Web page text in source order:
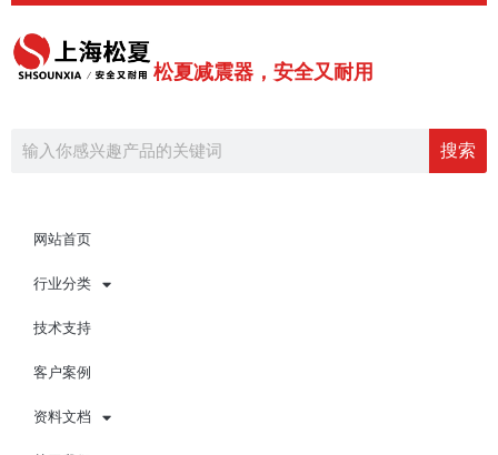
跳
内
松夏减震器，安全又耐用
搜索
网站首页
行业分类
技术支持
客户案例
资料文档